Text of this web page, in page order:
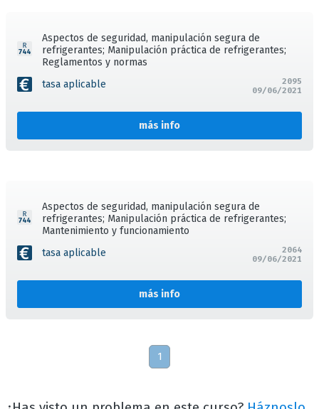
Aspectos de seguridad, manipulación segura de
refrigerantes; Manipulación práctica de refrigerantes;
Reglamentos y normas
tasa aplicable
más info
2095
09/06/2021
Aspectos de seguridad, manipulación segura de
refrigerantes; Manipulación práctica de refrigerantes;
Mantenimiento y funcionamiento
tasa aplicable
más info
2064
09/06/2021
1